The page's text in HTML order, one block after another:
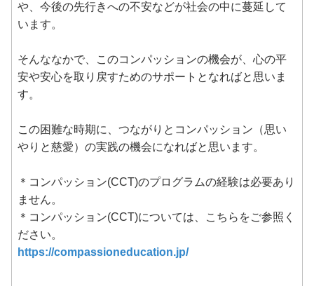
や、今後の先行きへの不安などが社会の中に蔓延して
います。
そんななかで、このコンパッションの機会が、心の平
安や安心を取り戻すためのサポートとなればと思いま
す。
この困難な時期に、つながりとコンパッション（思い
やりと慈愛）の実践の機会になればと思います。
＊コンパッション(CCT)のプログラムの経験は必要あり
ません。
＊コンパッション(CCT)については、こちらをご参照く
ださい。
https://compassioneducation.jp/